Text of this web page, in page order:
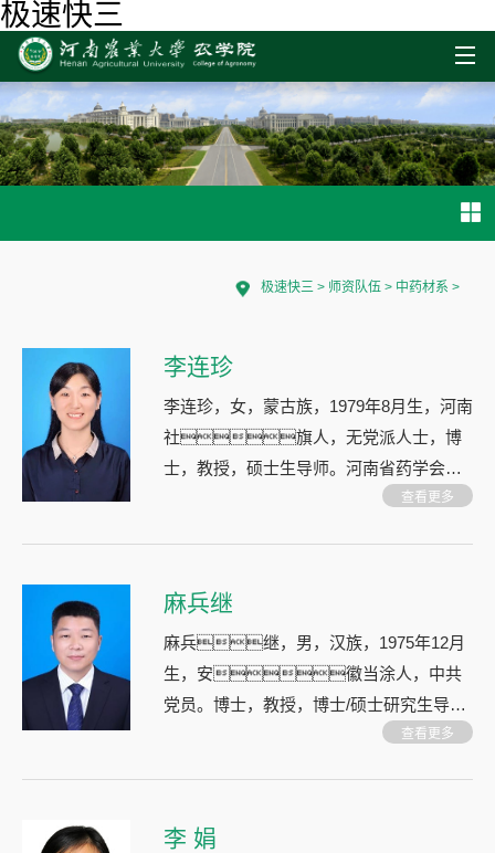
极速快三
极速快三 > 师资队伍 > 中药材系 >
李连珍
李连珍，女，蒙古族，1979年8月生，河南
社旗人，无党派人士，博
士，教授，硕士生导师。河南省药学会中
药天然药物专业委员会委员，中国民族医
查看更多
麻兵继
麻兵继，男，汉族，1975年12月
生，安徽当涂人，中共
党员。博士，教授，博士/硕士研究生导
师。 研究领域：中药化学与生物学、药用
查看更多
李 娟